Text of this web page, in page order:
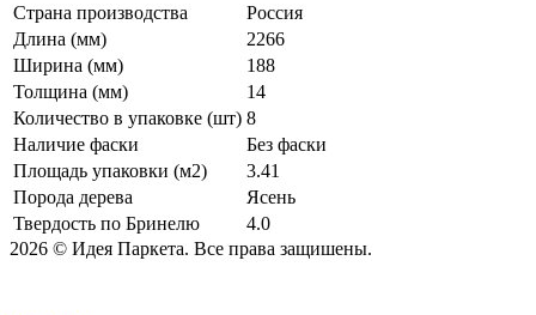
Страна производства
Россия
Длина (мм)
2266
Ширина (мм)
188
Толщина (мм)
14
Количество в упаковке (шт) 8
Наличие фаски
Без фаски
Площадь упаковки (м2)
3.41
Порода дерева
Ясень
Твердость по Бринелю
4.0
2026 © Идея Паркета. Все права защишены.